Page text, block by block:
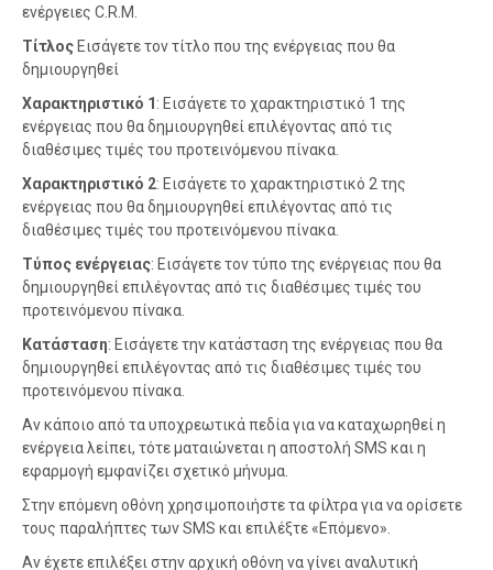
ενέργειες C.R.M.
Τίτλος Εισάγετε τον τίτλο που της ενέργειας που θα
δημιουργηθεί
Χαρακτηριστικό 1 : Εισάγετε το χαρακτηριστικό 1 της
ενέργειας που θα δημιουργηθεί επιλέγοντας από τις
διαθέσιμες τιμές του προτεινόμενου πίνακα.
Χαρακτηριστικό 2: Εισάγετε το χαρακτηριστικό 2 της
ενέργειας που θα δημιουργηθεί επιλέγοντας από τις
διαθέσιμες τιμές του προτεινόμενου πίνακα.
Τύπος ενέργειας: Εισάγετε τον τύπο της ενέργειας που θα
δημιουργηθεί επιλέγοντας από τις διαθέσιμες τιμές του
προτεινόμενου πίνακα.
Κατάσταση: Εισάγετε την κατάσταση της ενέργειας που θα
δημιουργηθεί επιλέγοντας από τις διαθέσιμες τιμές του
προτεινόμενου πίνακα.
Αν κάποιο από τα υποχρεωτικά πεδία για να καταχωρηθεί η
ενέργεια λείπει, τότε ματαιώνεται η αποστολή SMS και η
εφαρμογή εμφανίζει σχετικό μήνυμα.
Στην επόμενη οθόνη χρησιμοποιήστε τα φίλτρα για να ορίσετε
τους παραλήπτες των SMS και επιλέξτε «Επόμενο».
Αν έχετε επιλέξει στην αρχική οθόνη να γίνει αναλυτική